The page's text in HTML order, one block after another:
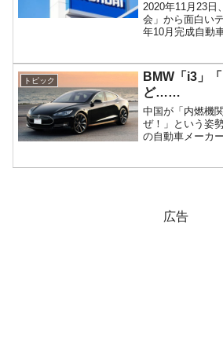
『Money1』
『韓国銀行』が「金の
⇒「金を経由するドル入手」手段では
『Money1』
韓国･外為取引量「1日
まで拡大 ⇒ 海外資金の動きに強く左
『Money1』
韓国･帰ってきた李在明
い「50.5％」に上昇
韓国大統領府ボンクラ
⇒ 国家が行った恐るべき株価操作であ
2020年11月23日
会」から面白い
年10月完成自動
（対前年同期比
40億2,000万ド
増加）輸出台数
トピック
BMW「i3」
ど……
中国が「内燃機
ぜ！」という姿
の自動車メーカ
が「中国いいぜ
広告